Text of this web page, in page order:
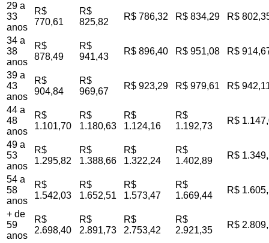
29 a
33
anos
R$
770,61
R$
825,82
R$ 786,32 R$ 834,29 R$
34 a
38
anos
R$
878,49
R$
941,43
R$ 896,40 R$ 951,08 R$
39 a
43
anos
R$
904,84
R$
969,67
R$ 923,29 R$ 979,61 R$
44 a
48
anos
R$
1.101,70
R$
1.180,63
R$
1.124,16
R$
1.192,73
R$
49 a
53
anos
R$
1.295,82
R$
1.388,66
R$
1.322,24
R$
1.402,89
R$
54 a
58
anos
R$
1.542,03
R$
1.652,51
R$
1.573,47
R$
1.669,44
R$
+ de
59
anos
R$
2.698,40
R$
2.891,73
R$
2.753,42
R$
2.921,35
R$